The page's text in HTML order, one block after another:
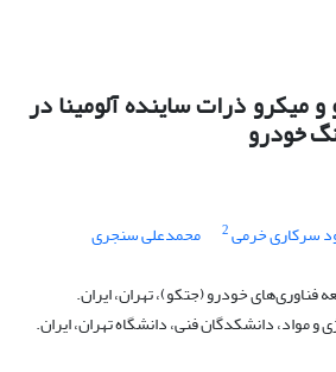
میکرو ذرات ساینده آلومینا در
خودرو
سرکاری خرمی2 محمدعلی سنجری
خودرو (جتکو)، تهران، ایران.
مواد، دانشکدگان فنی، دانشگاه تهران، ایران.